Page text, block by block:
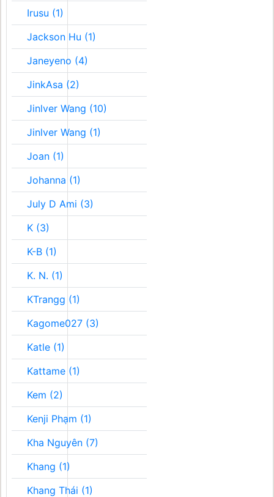
Irusu (1)
Jackson Hu (1)
Janeyeno (4)
JinkAsa (2)
Jinlver Wang (10)
Jinlver Wang (1)
Joan (1)
Johanna (1)
July D Ami (3)
K (3)
K-B (1)
K. N. (1)
KTrangg (1)
Kagome027 (3)
Katle (1)
Kattame (1)
Kem (2)
Kenji Phạm (1)
Kha Nguyên (7)
Khang (1)
Khang Thái (1)